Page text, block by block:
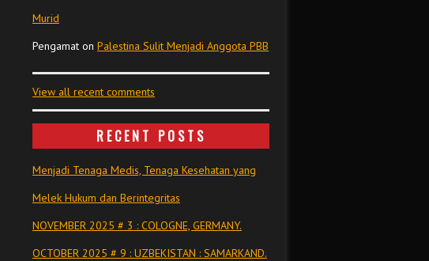
Murid
Pengamat on Palestina Sulit Menjadi Anggota PBB
View all recent comments
RECENT POSTS
Menjadi Tenaga Medis, Tenaga Kesehatan yang
Melek Hukum dan Berintegritas
NOVEMBER 2025 # 3 : COLOGNE, GERMANY.
OCTOBER 2025 # 9 : UZBEKISTAN : SAMARKAND.